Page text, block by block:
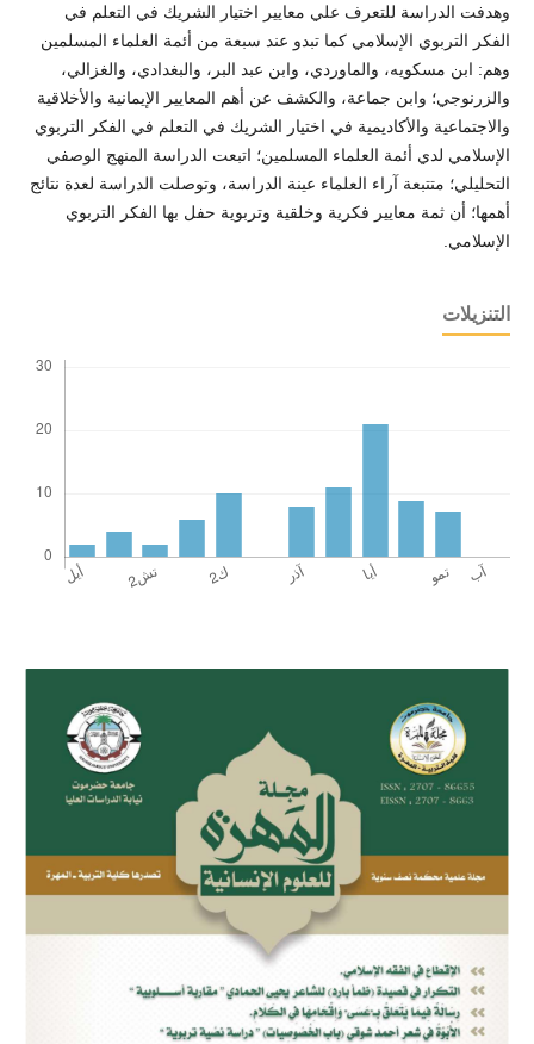
وهدفت الدراسة للتعرف علي معايير اختيار الشريك في التعلم في
الفكر التربوي الإسلامي كما تبدو عند سبعة من أئمة العلماء المسلمين
وهم: ابن مسكويه، والماوردي، وابن عبد البر، والبغدادي، والغزالي،
والزرنوجي؛ وابن جماعة، والكشف عن أهم المعايير الإيمانية والأخلاقية
والاجتماعية والأكاديمية في اختيار الشريك في التعلم في الفكر التربوي
الإسلامي لدي أئمة العلماء المسلمين؛ اتبعت الدراسة المنهج الوصفي
التحليلي؛ متتبعة آراء العلماء عينة الدراسة، وتوصلت الدراسة لعدة نتائج
أهمها؛ أن ثمة معايير فكرية وخلقية وتربوية حفل بها الفكر التربوي
الإسلامي.
التنزيلات